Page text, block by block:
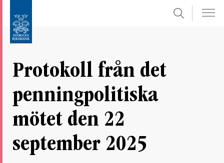
direkt
undersidor
Sök
Protokoll från det
penningpolitiska
mötet den 22
september 2025